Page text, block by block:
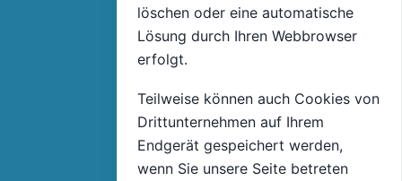
löschen oder eine automatische
Lösung durch Ihren Webbrowser
erfolgt.
Teilweise können auch Cookies von
Drittunternehmen auf Ihrem
Endgerät gespeichert werden,
wenn Sie unsere Seite betreten